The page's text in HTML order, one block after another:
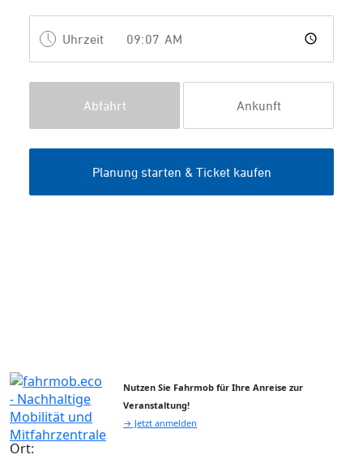
Nutzen Sie Fahrmob für Ihre Anreise zur
Veranstaltung!
→ Jetzt anmelden
Ort: